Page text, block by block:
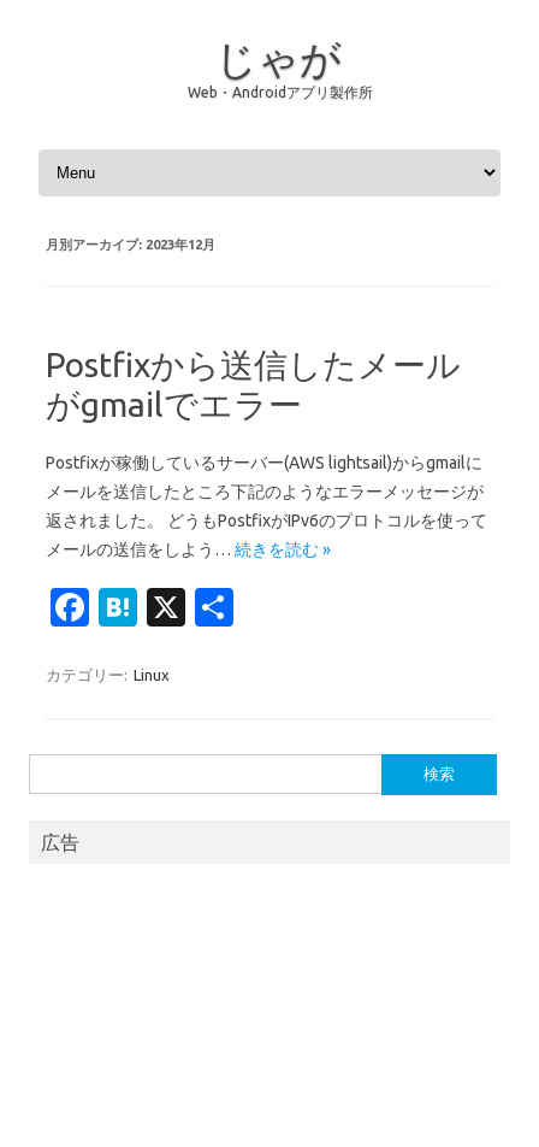
じゃが
Web・Androidアプリ製作所
コンテンツへスキップ
月別アーカイブ: 2023年12月
Postfixから送信したメール
がgmailでエラー
Postfixが稼働しているサーバー(AWS lightsail)からgmailに
メールを送信したところ下記のようなエラーメッセージが
返されました。 どうもPostfixがIPv6のプロトコルを使って
メールの送信をしよう… 続きを読む »
Fa
e
o
o
H
e
a
X
カテゴリー: Linux
索:
広告